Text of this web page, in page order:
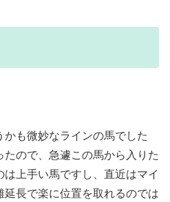
も微妙なラインの馬でした
ので、急遽この馬から入りた
上手い馬ですし、直近はマイ
延長で楽に位置を取れるのでは